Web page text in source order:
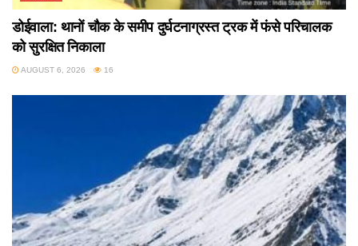
डोईवाला: थानों चौक के समीप दुर्घटनाग्रस्त ट्रक में फंसे परिचालक
को सुरक्षित निकाला
AUGUST 6, 2026 16